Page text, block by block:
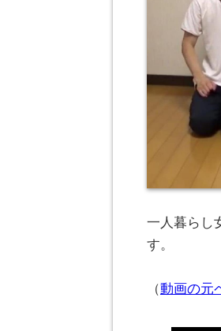
一人暮らし
す。
（動画の元